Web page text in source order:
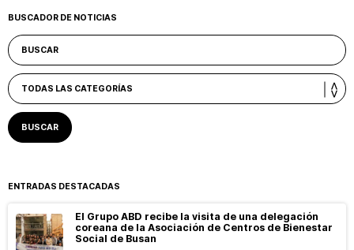
BUSCADOR DE NOTICIAS
ENTRADAS DESTACADAS
El Grupo ABD recibe la visita de una delegación
coreana de la Asociación de Centros de Bienestar
Social de Busan